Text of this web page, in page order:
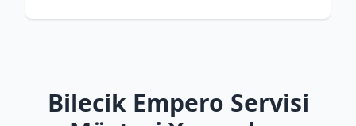
Bilecik Empero Servisi